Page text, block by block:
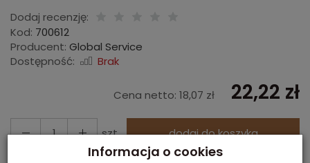
Dodaj recenzję:
Kod: 700612
Producent: Global Service
Dostępność:
Brak
Cena netto: 18,07 zł 22,22 zł
szt. dodaj do koszyka
Informacja o cookies